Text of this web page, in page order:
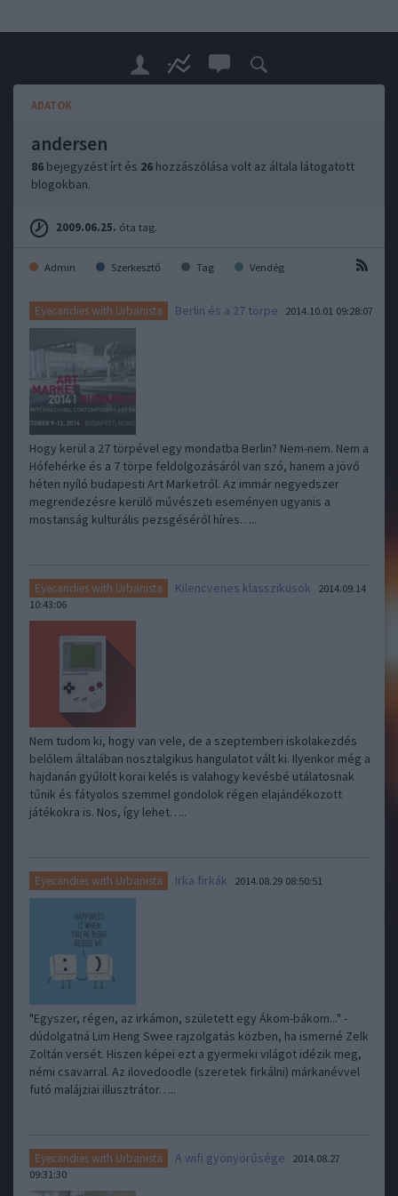
ADATOK
andersen
86 bejegyzést írt és 26 hozzászólása volt az általa látogatott
blogokban.
2009.06.25. óta tag.
Admin Szerkesztő Tag Vendég
Eyecandies with Urbanista Berlin és a 27 törpe 2014.10.01 09:28:07
Hogy kerül a 27 törpével egy mondatba Berlin? Nem-nem. Nem a
Hófehérke és a 7 törpe feldolgozásáról van szó, hanem a jövő
héten nyíló budapesti Art Marketről. Az immár negyedszer
megrendezésre kerülő művészeti eseményen ugyanis a
mostanság kulturális pezsgéséről híres…..
Eyecandies with Urbanista Kilencvenes klasszikusok
2014.09.14
10:43:06
Nem tudom ki, hogy van vele, de a szeptemberi iskolakezdés
belőlem általában nosztalgikus hangulatot vált ki. Ilyenkor még a
hajdanán gyűlölt korai kelés is valahogy kevésbé utálatosnak
tűnik és fátyolos szemmel gondolok régen elajándékozott
játékokra is. Nos, így lehet…..
Eyecandies with Urbanista Irka firkák 2014.08.29 08:50:51
"Egyszer, régen, az irkámon, született egy Ákom-bákom..." -
dúdolgatná Lim Heng Swee rajzolgatás közben, ha ismerné Zelk
Zoltán versét. Hiszen képei ezt a gyermeki világot idézik meg,
némi csavarral. Az ilovedoodle (szeretek firkálni) márkanévvel
futó malájziai illusztrátor…..
Eyecandies with Urbanista A wifi gyönyörűsége
2014.08.27
09:31:30